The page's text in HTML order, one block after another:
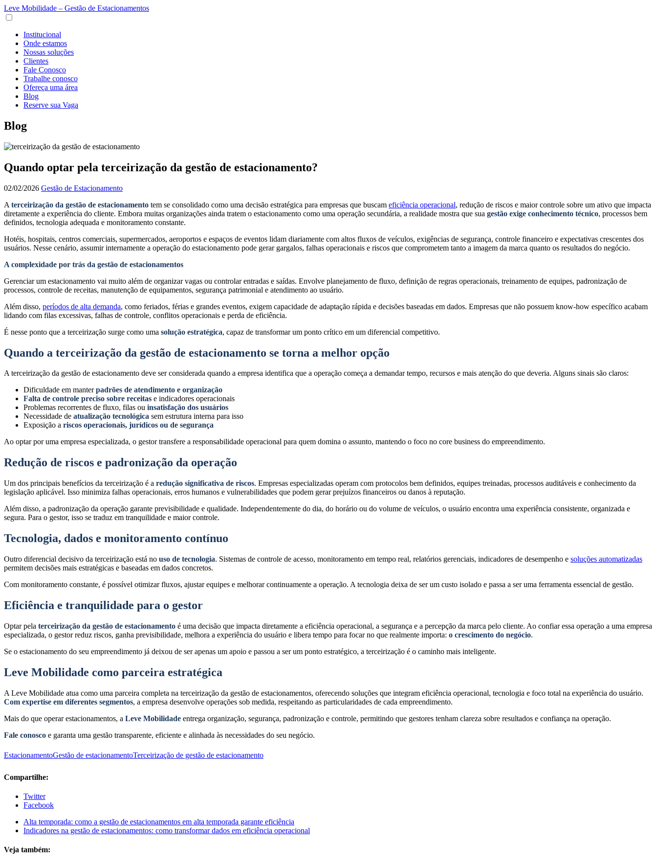
Leve Mobilidade – Gestão de Estacionamentos
Institucional
Onde estamos
Nossas soluções
Clientes
Fale Conosco
Trabalhe conosco
Ofereça uma área
Blog
Reserve sua Vaga
Blog
Quando optar pela terceirização da gestão de estacionamento?
02/02/2026 Gestão de Estacionamento
A terceirização da gestão de estacionamento tem se consolidado como uma decisão estratégica para empresas que buscam eficiência operacional, redução de riscos e maior controle sobre um ativo que impacta
diretamente a experiência do cliente. Embora muitas organizações ainda tratem o estacionamento como uma operação secundária, a realidade mostra que sua gestão exige conhecimento técnico, processos bem
definidos, tecnologia adequada e monitoramento constante.
Hotéis, hospitais, centros comerciais, supermercados, aeroportos e espaços de eventos lidam diariamente com altos fluxos de veículos, exigências de segurança, controle financeiro e expectativas crescentes dos
usuários. Nesse cenário, assumir internamente a operação do estacionamento pode gerar gargalos, falhas operacionais e riscos que comprometem tanto a imagem da marca quanto os resultados do negócio.
A complexidade por trás da gestão de estacionamentos
Gerenciar um estacionamento vai muito além de organizar vagas ou controlar entradas e saídas. Envolve planejamento de fluxo, definição de regras operacionais, treinamento de equipes, padronização de
processos, controle de receitas, manutenção de equipamentos, segurança patrimonial e atendimento ao usuário.
Além disso, períodos de alta demanda, como feriados, férias e grandes eventos, exigem capacidade de adaptação rápida e decisões baseadas em dados. Empresas que não possuem know-how específico acabam
lidando com filas excessivas, falhas de controle, conflitos operacionais e perda de eficiência.
É nesse ponto que a terceirização surge como uma solução estratégica, capaz de transformar um ponto crítico em um diferencial competitivo.
Quando a terceirização da gestão de estacionamento se torna a melhor opção
A terceirização da gestão de estacionamento deve ser considerada quando a empresa identifica que a operação começa a demandar tempo, recursos e mais atenção do que deveria. Alguns sinais são claros:
Dificuldade em manterpadrões de atendimento e organização
Falta de controle preciso sobre receitas e indicadores operacionais
Problemas recorrentes de fluxo, filas ou insatisfação dos usuários
Necessidade de atualização tecnológica sem estrutura interna para isso
Exposição a riscos operacionais, jurídicos ou de segurança
Ao optar por uma empresa especializada, o gestor transfere a responsabilidade operacional para quem domina o assunto, mantendo o foco no core business do empreendimento.
Redução de riscos e padronização da operação
Um dos principais benefícios da terceirização é a redução significativa de riscos. Empresas especializadas operam com protocolos bem definidos, equipes treinadas, processos auditáveis e conhecimento da
legislação aplicável. Isso minimiza falhas operacionais, erros humanos e vulnerabilidades que podem gerar prejuízos financeiros ou danos à reputação.
Além disso, a padronização da operação garante previsibilidade e qualidade. Independentemente do dia, do horário ou do volume de veículos, o usuário encontra uma experiência consistente, organizada e
segura. Para o gestor, isso se traduz em tranquilidade e maior controle.
Tecnologia, dados e monitoramento contínuo
Outro diferencial decisivo da terceirização está no uso de tecnologia. Sistemas de controle de acesso, monitoramento em tempo real, relatórios gerenciais, indicadores de desempenho e soluções automatizadas
permitem decisões mais estratégicas e baseadas em dados concretos.
Com monitoramento constante, é possível otimizar fluxos, ajustar equipes e melhorar continuamente a operação. A tecnologia deixa de ser um custo isolado e passa a ser uma ferramenta essencial de gestão.
Eficiência e tranquilidade para o gestor
Optar pela terceirização da gestão de estacionamento é uma decisão que impacta diretamente a eficiência operacional, a segurança e a percepção da marca pelo cliente. Ao confiar essa operação a uma empresa
especializada, o gestor reduz riscos, ganha previsibilidade, melhora a experiência do usuário e libera tempo para focar no que realmente importa: o crescimento do negócio.
Se o estacionamento do seu empreendimento já deixou de ser apenas um apoio e passou a ser um ponto estratégico, a terceirização é o caminho mais inteligente.
Leve Mobilidade como parceira estratégica
A Leve Mobilidade atua como uma parceira completa na terceirização da gestão de estacionamentos, oferecendo soluções que integram eficiência operacional, tecnologia e foco total na experiência do usuário.
Com expertise em diferentes segmentos, a empresa desenvolve operações sob medida, respeitando as particularidades de cada empreendimento.
Mais do que operar estacionamentos, a Leve Mobilidade entrega organização, segurança, padronização e controle, permitindo que gestores tenham clareza sobre resultados e confiança na operação.
Fale conosco e garanta uma gestão transparente, eficiente e alinhada às necessidades do seu negócio.
EstacionamentoGestão de estacionamentoTerceirização de gestão de estacionamento
Compartilhe:
Twitter
Facebook
Alta temporada: como a gestão de estacionamentos em alta temporada garante eficiência
Indicadores na gestão de estacionamentos: como transformar dados em eficiência operacional
Veja também: